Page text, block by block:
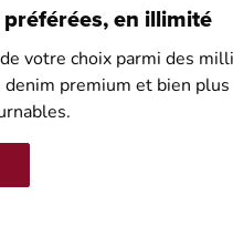
en illimité
votre choix parmi des
premium et bien